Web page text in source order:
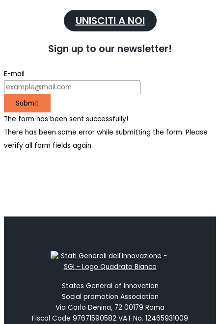
UNISCITI A NOI
Sign up to our newsletter!
E-mail
Submit
The form has been sent successfully!
There has been some error while submitting the form. Please
verify all form fields again.
States General of Innovation
Social promotion Association
Via Carlo Denina, 72 00179 Roma
Fiscal Code 97671590582 VAT No. 12465931009